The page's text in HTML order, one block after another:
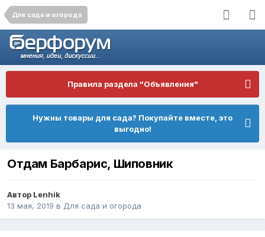
Для сада и огорода
Правила раздела "Объявления"
Нужны товары для сада? Покупайте вместе, это
выгодно!
Отдам Барбарис, Шиповник
Автор Lenhik
13 мая, 2019 в Для сада и огорода